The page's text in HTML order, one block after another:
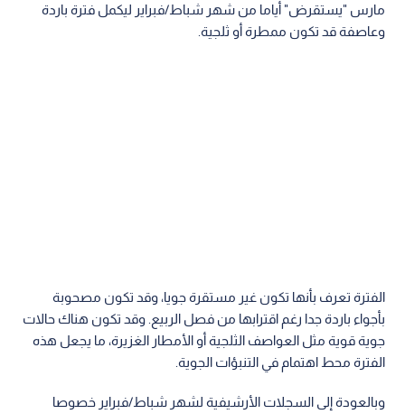
مارس "يستقرض" أياما من شهر شباط/فبراير ليكمل فترة باردة
وعاصفة قد تكون ممطرة أو ثلجية.
الفترة تعرف بأنها تكون غير مستقرة جويا، وقد تكون مصحوبة
بأجواء باردة جدا رغم اقترابها من فصل الربيع. وقد تكون هناك حالات
جوية قوية مثل العواصف الثلجية أو الأمطار الغزيرة، ما يجعل هذه
الفترة محط اهتمام في التنبؤات الجوية.
وبالعودة إلى السجلات الأرشيفية لشهر شباط/فبراير خصوصا